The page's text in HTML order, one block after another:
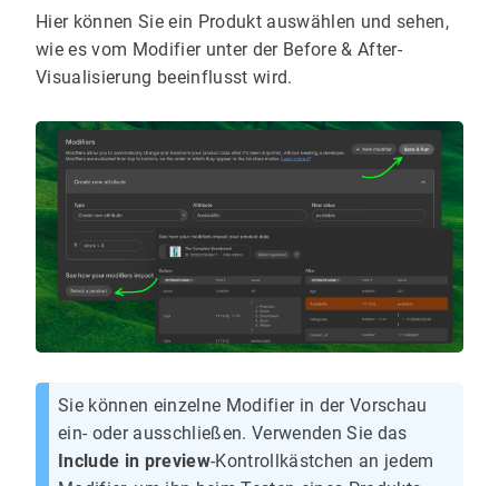
Hier können Sie ein Produkt auswählen und sehen,
wie es vom Modifier unter der Before & After-
Visualisierung beeinflusst wird.
Sie können einzelne Modifier in der Vorschau
ein- oder ausschließen. Verwenden Sie das
Include in preview-Kontrollkästchen an jedem